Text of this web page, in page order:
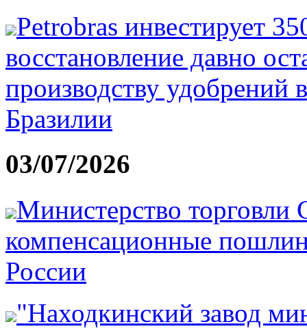
Petrobras инвестирует
восстановление давно
производству удобрений
Бразилии
03/07/2026
Министерство
компенсационные
России
"Находкинский завод